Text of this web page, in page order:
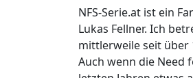
NFS-Serie.at ist ein
Lukas Fellner. Ich
mittlerweile seit über
Auch wenn die Need